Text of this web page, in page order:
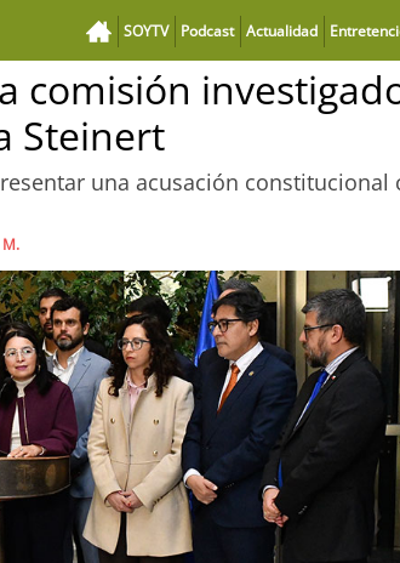
SOYTV Podcast Actualidad
comisión
Steinert
una acusación constitucional